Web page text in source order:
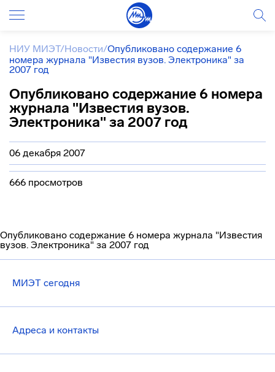
НИУ МИЭТ/Новости/Опубликовано содержание 6
номера журнала "Известия вузов. Электроника" за
2007 год
Опубликовано содержание 6 номера
журнала "Известия вузов.
Электроника" за 2007 год
06 декабря 2007
666 просмотров
Опубликовано содержание 6 номера журнала "Известия
вузов. Электроника" за 2007 год
МИЭТ сегодня
Адреса и контакты